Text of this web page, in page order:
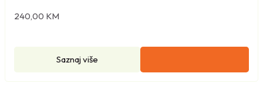
240,00 KM
Saznaj više